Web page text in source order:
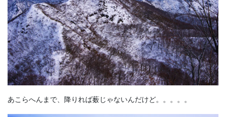
あこらへんまで、降りれば薮じゃないんだけど。。。。。